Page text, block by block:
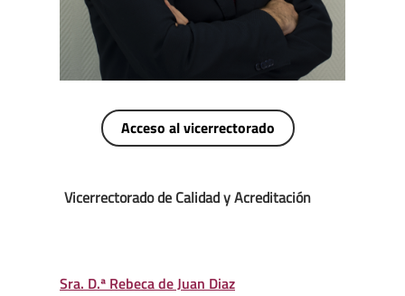
Acceso al vicerrectorado
Vicerrectorado de Calidad y Acreditación
Sra. D.ª Rebeca de Juan Diaz